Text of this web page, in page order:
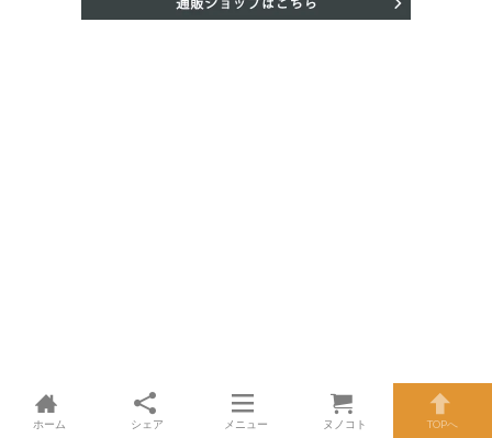
ホーム シェア メニュー ヌノコト TOPへ